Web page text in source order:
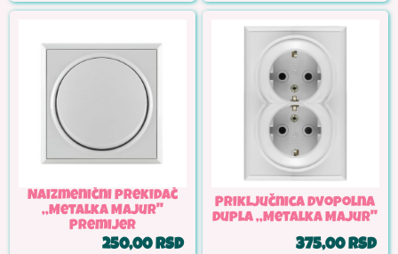
Naizmenični prekidač
,,Metalka Majur''
Premijer
250,00 RSD
Priključnica dvopolna
dupla ,,Metalka Majur''
375,00 RSD